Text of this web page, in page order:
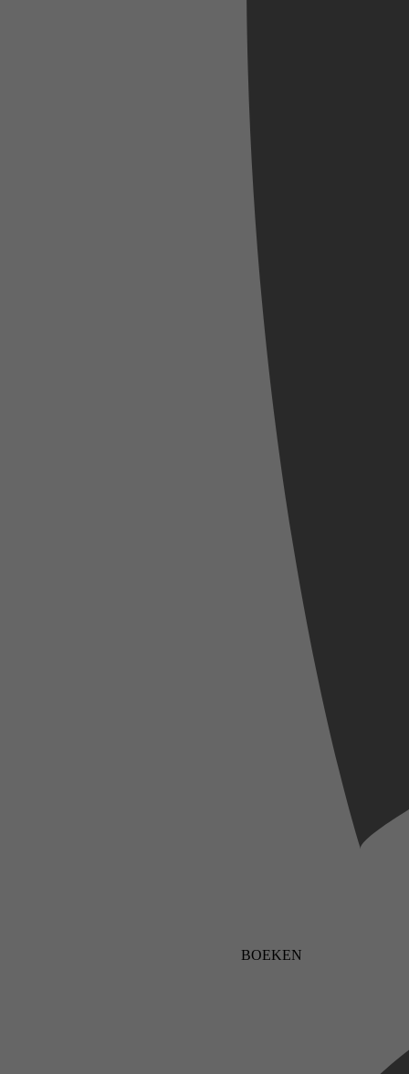
BOEKEN